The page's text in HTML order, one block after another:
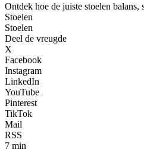
Ontdek hoe de juiste stoelen
Stoelen
Stoelen
Deel de vreugde
X
Facebook
Instagram
LinkedIn
YouTube
Pinterest
TikTok
Mail
RSS
7 min